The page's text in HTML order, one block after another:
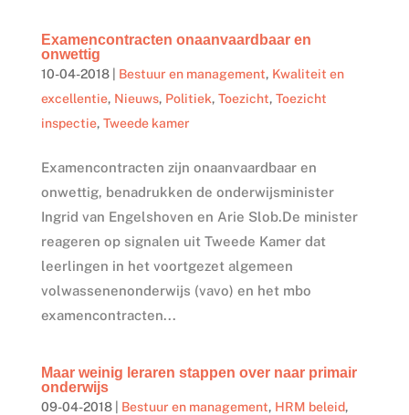
Examencontracten onaanvaardbaar en
onwettig
10-04-2018| Bestuur en management, Kwaliteit en
excellentie, Nieuws, Politiek, Toezicht, Toezicht
inspectie, Tweede kamer
Examencontracten zijn onaanvaardbaar en
onwettig, benadrukken de onderwijsminister
Ingrid van Engelshoven en Arie Slob.De minister
reageren op signalen uit Tweede Kamer dat
leerlingen in het voortgezet algemeen
volwassenenonderwijs (vavo) en het mbo
examencontracten...
Maar weinig leraren stappen over naar primair
onderwijs
09-04-2018| Bestuur en management, HRM beleid,